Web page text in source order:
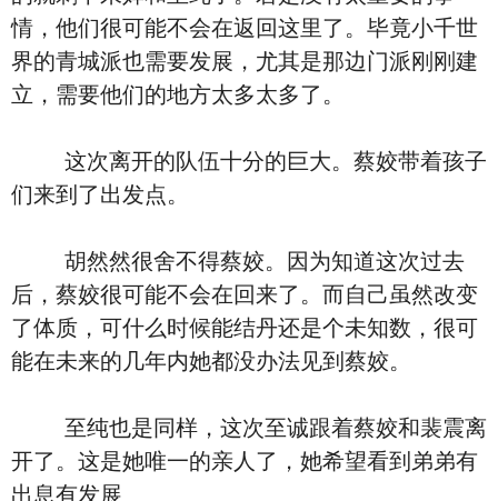
情，他们很可能不会在返回这里了。毕竟小千世
界的青城派也需要发展，尤其是那边门派刚刚建
立，需要他们的地方太多太多了。
这次离开的队伍十分的巨大。蔡姣带着孩子
们来到了出发点。
胡然然很舍不得蔡姣。因为知道这次过去
后，蔡姣很可能不会在回来了。而自己虽然改变
了体质，可什么时候能结丹还是个未知数，很可
能在未来的几年内她都没办法见到蔡姣。
至纯也是同样，这次至诚跟着蔡姣和裴震离
开了。这是她唯一的亲人了，她希望看到弟弟有
出息有发展